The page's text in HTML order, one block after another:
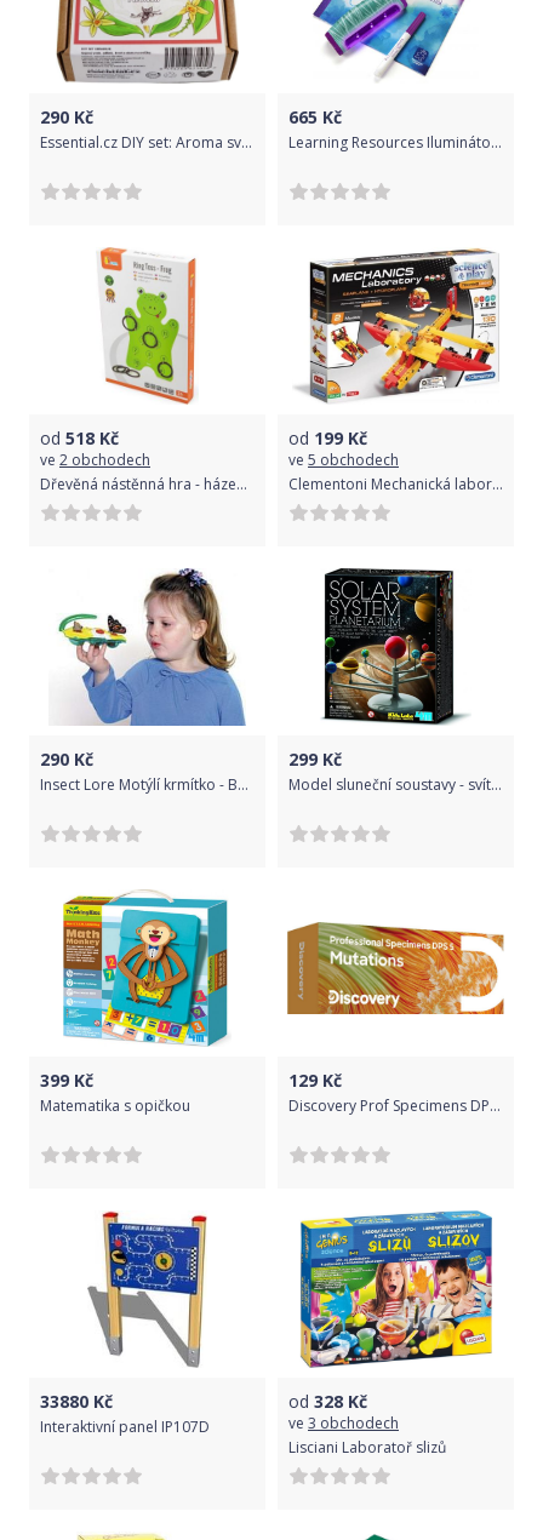
290 Kč
Essential.cz DIY set: Aroma svíčka sojový vosk - vanilka
665 Kč
Learning Resources Iluminátor - ultrafialové světlo
od 518 Kč
ve 2 obchodech
Dřevěná nástěnná hra - házení kroužků
od 199 Kč
ve 5 obchodech
Clementoni Mechanická laboratoř - Hydroplán, 130 dílků
290 Kč
Insect Lore Motýlí krmítko - Butterfly Feeder
299 Kč
Model sluneční soustavy - svítící ve tmě
399 Kč
Matematika s opičkou
129 Kč
Discovery Prof Specimens DPS 5 Mutations.
33880 Kč
Interaktivní panel IP107D
od 328 Kč
ve 3 obchodech
Lisciani Laboratoř slizů